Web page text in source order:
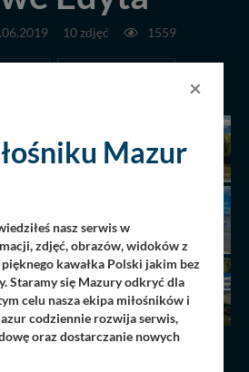
10 zdjęć 1559
×
Mazur
nasz serwis w
zdjęć, obrazów, widoków z
kawałka Polski jakim bez
Staramy się Mazury odkryć dla
celu nasza ekipa miłośników i
codziennie rozwija serwis,
oraz dostarczanie nowych